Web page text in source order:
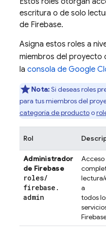
escritura o de solo
de Firebase.
Asigna estos roles a
miembros del proyecto
la consola de Google
Nota:Si deseas roles
para tus miembros del
categoría de productoo
Rol
Administrador
de Firebase
roles/
firebase .
admin
Acceso
a
todos